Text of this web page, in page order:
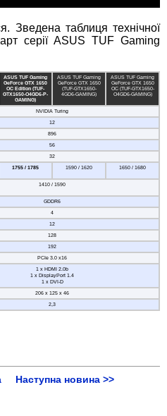
Зведена таблиця технічної
серії ASUS TUF Gaming
ASUS TUF Gaming
GeForce GTX 1650
OC Edition (TUF-
GTX1650-O4GD6-P-
GAMING)
ASUS TUF Gaming
GeForce GTX 1650
(TUF-GTX1650-
4GD6-GAMING)
ASUS TUF Gaming
GeForce GTX 1650
OC (TUF-GTX1650-
O4GD6-GAMING)
NVIDIA Turing
12
896
56
32
1755 / 1785 1590 / 1620 1650 / 1680
1410 / 1590
GDDR6
4
12
128
192
PCIe 3.0 x16
1 x HDMI 2.0b
1 x DisplayPort 1.4
1 x DVI-D
206 х 125 х 46
2,3
Наступна новина >>